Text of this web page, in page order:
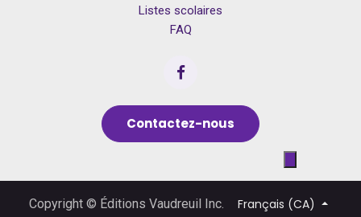
Listes scolaires
FAQ
Contactez-nous
Copyright © Éditions Vaudreuil Inc. Français (CA)